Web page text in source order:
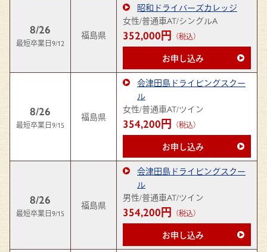
8/26
最短卒業日9/12
福島県
昭和ドライバーズカレッジ
女性/普通車AT/シングルA
352,000円 （税込）
お申し込み
8/26
最短卒業日9/15
福島県
会津田島ドライビングスクー
ル
女性/普通車AT/ツイン
354,200円 （税込）
お申し込み
8/26
最短卒業日9/15
福島県
会津田島ドライビングスクー
ル
男性/普通車AT/ツイン
354,200円 （税込）
お申し込み